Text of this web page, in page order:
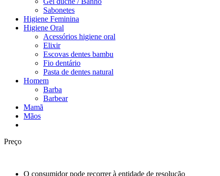
Sabonetes
Higiene Feminina
Higiene Oral
Acessórios higiene oral
Elixir
Escovas dentes bambu
Fio dentário
Pasta de dentes natural
Homem
Barba
Barbear
Mamã
Mãos
Preço
O consumidor pode recorrer à entidade de resolução